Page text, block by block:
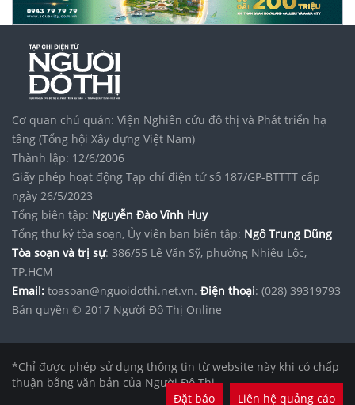
Cơ quan chủ quản: Viện Nghiên cứu đô thị và Phát triển hạ
tầng (Tổng hội Xây dựng Việt Nam)
Thành lập: 12/6/2006
Giấy phép hoạt động Tạp chí điện tử số 187/GP-BTTTT cấp
ngày 26/5/2023
Tổng biên tập: Nguyễn Đào Vĩnh Huy
Tổng thư ký tòa soạn, Ủy viên ban biên tập: Ngô Trung Dũng
Tòa soạn và trị sự: 386/55 Lê Văn Sỹ, phường Nhiêu Lộc,
TP.HCM
Email: toasoan@nguoidothi.net.vn. Điện thoại: (028) 39319793
Bản quyền © 2017 Người Đô Thị Online
*Chỉ được phép sử dụng thông tin từ website này khi có chấp
thuận bằng văn bản của Người Đô Thị.
Đặt báo
Liên hệ quảng cáo